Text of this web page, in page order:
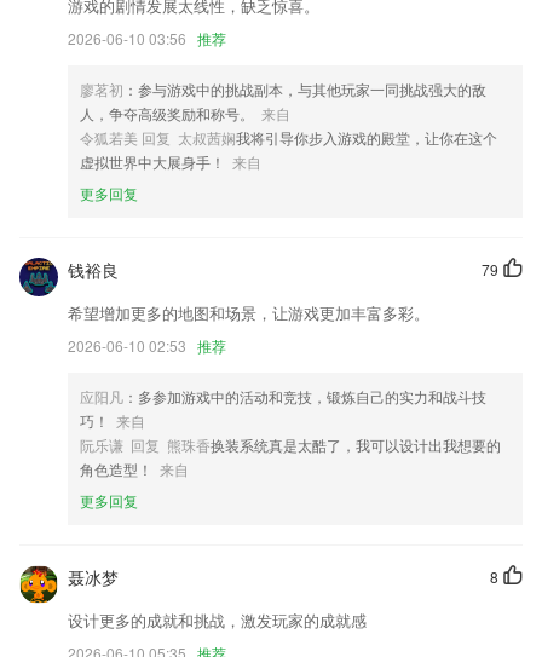
增强内部稳定性
部分验证错误提示
天气小组件新增多个精确到小时的天气小组件新增天气图标风格选项。
联系我们
以上就是极速赛车手下载的介绍，如果您喜欢这款软件，您可以到应用商
游戏的剧情发展太线性，缺乏惊喜。
2026-06-10 03:56 推荐
廖茗初 ：参与游戏中的挑战副本，与其他玩家一同挑战强大的敌
人，争夺高级奖励和称号。
来自
令狐若美 回复 太叔茜娴我将引导你步入游戏的殿堂，让你在这个
虚拟世界中大展身手！
来自
更多回复
79
钱裕良
希望增加更多的地图和场景，让游戏更加丰富多彩。
2026-06-10 02:53 推荐
应阳凡 ：多参加游戏中的活动和竞技，锻炼自己的实力和战斗技
巧！
来自
阮乐谦 回复 熊珠香换装系统真是太酷了，我可以设计出我想要的
角色造型！
来自
更多回复
8
聂冰梦
设计更多的成就和挑战，激发玩家的成就感
2026-06-10 05:35 推荐